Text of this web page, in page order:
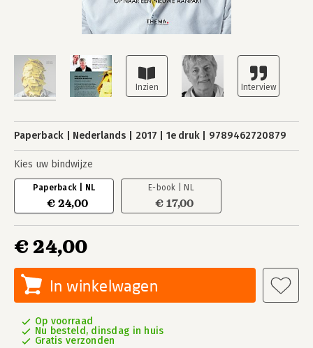
Paperback Nederlands 2017 1e druk 9789462720879
Kies uw bindwijze
Paperback | NL
€ 24,00
E-book | NL
€ 17,00
€ 24,00
In winkelwagen
Op voorraad
Nu besteld, dinsdag in huis
Gratis verzonden